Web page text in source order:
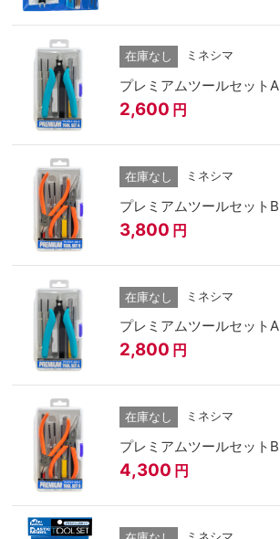
在庫なし ミネシマ
プレミアムツールセットA
2,600 円
在庫なし ミネシマ
プレミアムツールセットB
3,800 円
在庫なし ミネシマ
プレミアムツールセットA
2,800 円
在庫なし ミネシマ
プレミアムツールセットB
4,300 円